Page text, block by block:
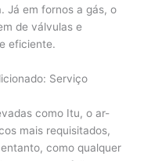
Já em fornos a gás, o
de válvulas e
eficiente.
Serviço
como Itu, o ar-
mais requisitados,
como qualquer